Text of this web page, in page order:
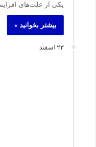
یکی از علت‌های
بیشتر بخوانید »
۲۳ اسفند